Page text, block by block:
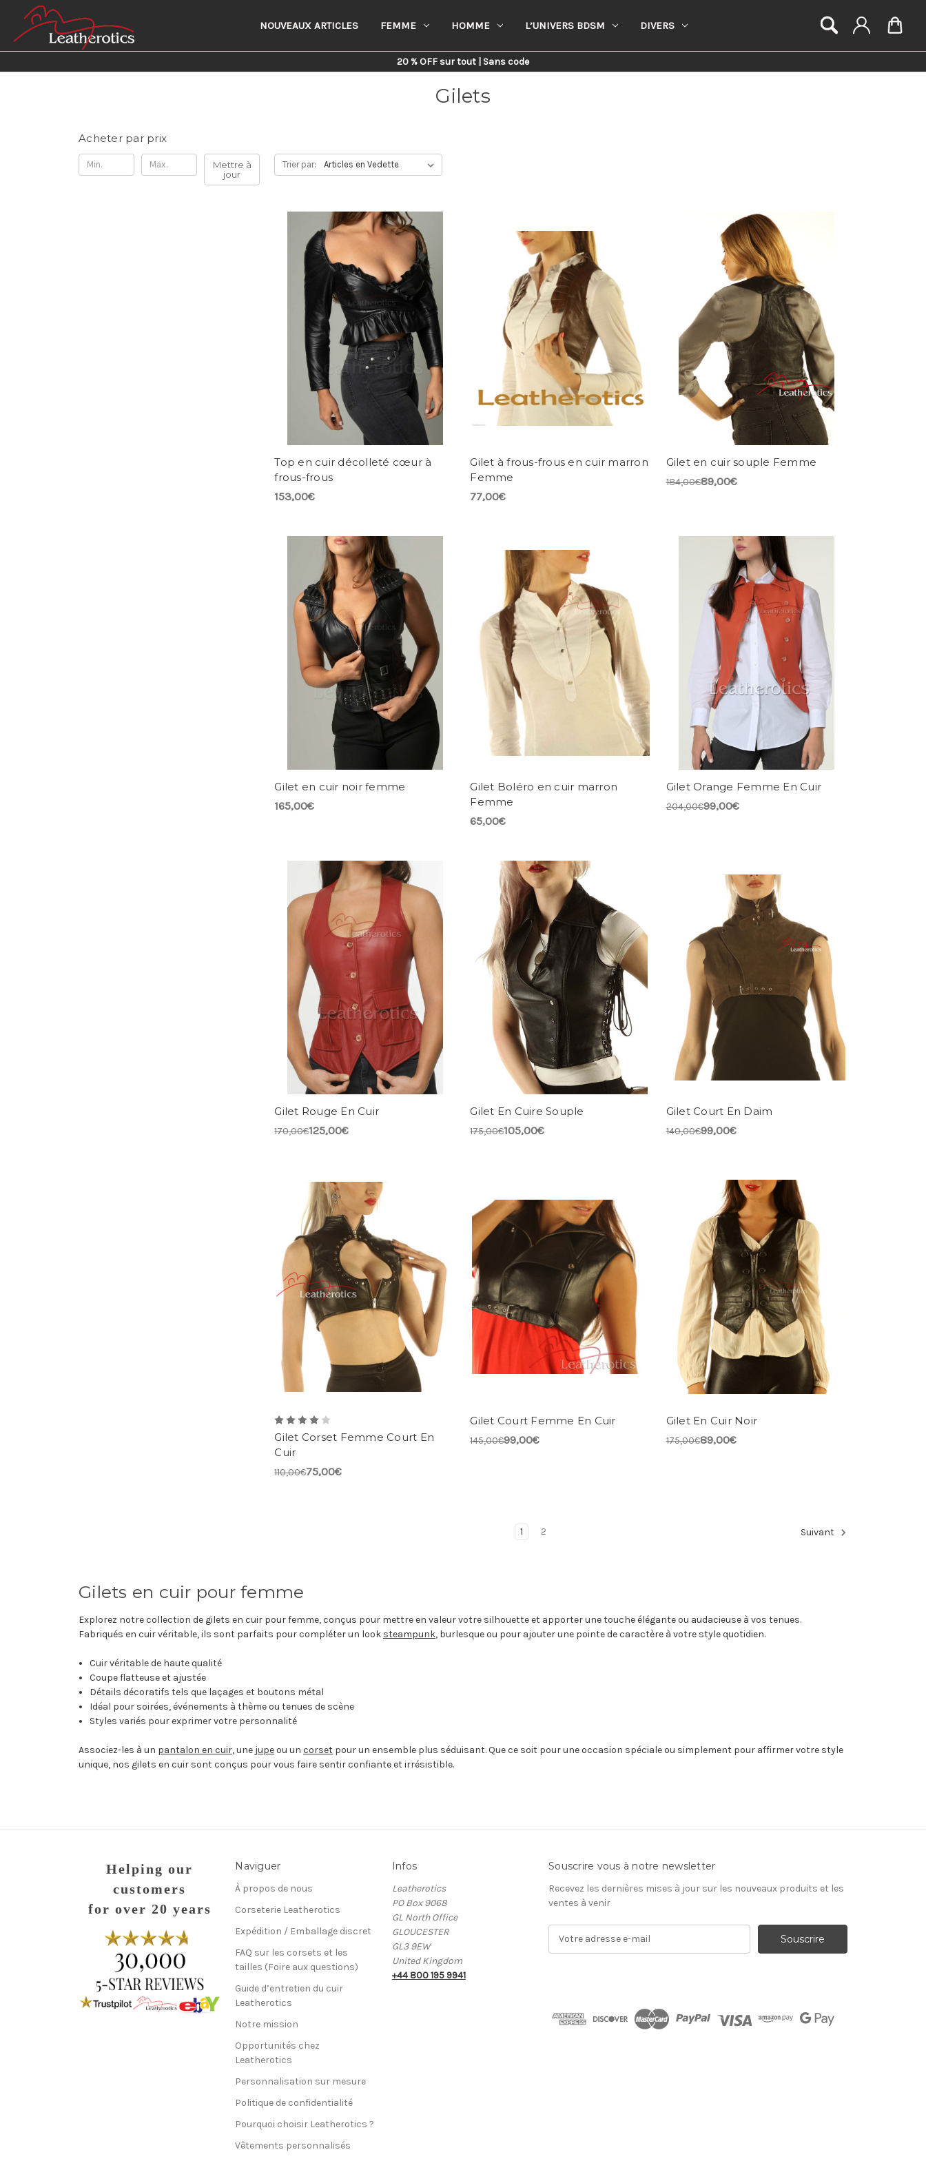
NOUVEAUX ARTICLES FEMME HOMME L’UNIVERS BDSM DIVERS
20 % OFF sur tout | Sans code
Home Femme Gilets
Gilets
Acheter par prix
Mettre à
jour
Trier par:
Top en cuir décolleté cœur à
frous-frous
153,00€
Gilet à frous-frous en cuir marron
Femme
77,00€
Gilet en cuir souple Femme
184,00€89,00€
Gilet en cuir noir femme
165,00€
Gilet Boléro en cuir marron
Femme
65,00€
Gilet Orange Femme En Cuir
204,00€99,00€
Gilet Rouge En Cuir
170,00€125,00€
Gilet En Cuire Souple
175,00€105,00€
Gilet Court En Daim
140,00€99,00€
Gilet Corset Femme Court En
Cuir
110,00€75,00€
Gilet Court Femme En Cuir
145,00€99,00€
Gilet En Cuir Noir
175,00€89,00€
1 2 Suivant
Gilets en cuir pour femme
Explorez notre collection de gilets en cuir pour femme, conçus pour mettre en valeur votre silhouette et apporter une touche élégante ou audacieuse à vos tenues.
Fabriqués en cuir véritable, ils sont parfaits pour compléter un look steampunk, burlesque ou pour ajouter une pointe de caractère à votre style quotidien.
Cuir véritable de haute qualité
Coupe flatteuse et ajustée
Détails décoratifs tels que laçages et boutons métal
Idéal pour soirées, événements à thème ou tenues de scène
Styles variés pour exprimer votre personnalité
Associez-les à un pantalon en cuir, une jupeou un corset pour un ensemble plus séduisant. Que ce soit pour une occasion spéciale ou simplement pour affirmer votre style
unique, nos gilets en cuir sont conçus pour vous faire sentir confiante et irrésistible.
Helping our
customers
for over 20 years
Naviguer
À propos de nous
Corseterie Leatherotics
Expédition / Emballage discret
FAQ sur les corsets et les
tailles (Foire aux questions)
Guide d’entretien du cuir
Leatherotics
Notre mission
Opportunités chez
Leatherotics
Personnalisation sur mesure
Politique de confidentialité
Pourquoi choisir Leatherotics ?
Vêtements personnalisés
Infos
Leatherotics
PO Box 9068
GL North Office
GLOUCESTER
GL3 9EW
United Kingdom
+44 800 195 9941
Souscrire vous à notre newsletter
Recevez les dernières mises à jour sur les nouveaux produits et les
ventes à venir
e